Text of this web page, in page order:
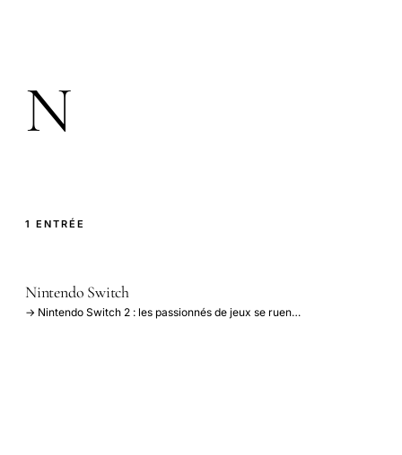
N
1 ENTRÉE
Nintendo Switch
→ Nintendo Switch 2 : les passionnés de jeux se ruen…